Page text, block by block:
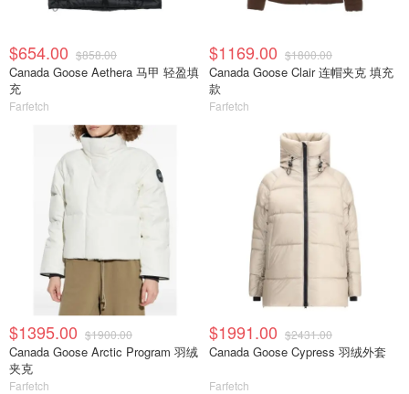
$654.00 $858.00
Canada Goose Aethera 马甲 轻盈填
充
Farfetch
$1169.00 $1800.00
Canada Goose Clair 连帽夹克 填充
款
Farfetch
$1395.00 $1900.00
Canada Goose Arctic Program 羽绒
夹克
Farfetch
$1991.00 $2431.00
Canada Goose Cypress 羽绒外套
Farfetch